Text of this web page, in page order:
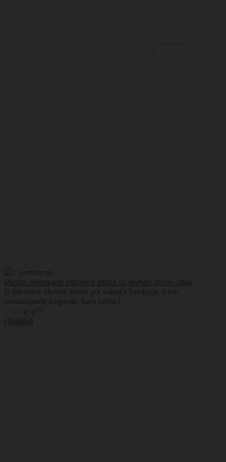
Mushie prilimpanti silikoninė lėkštė su skyriais Stone, pilka
Ši silikoninė Mushie lėkštė yra sukurta Švedijoje, ji turi
prisisiurbiantį pagrindą, kuris tvirtai l..
€1690